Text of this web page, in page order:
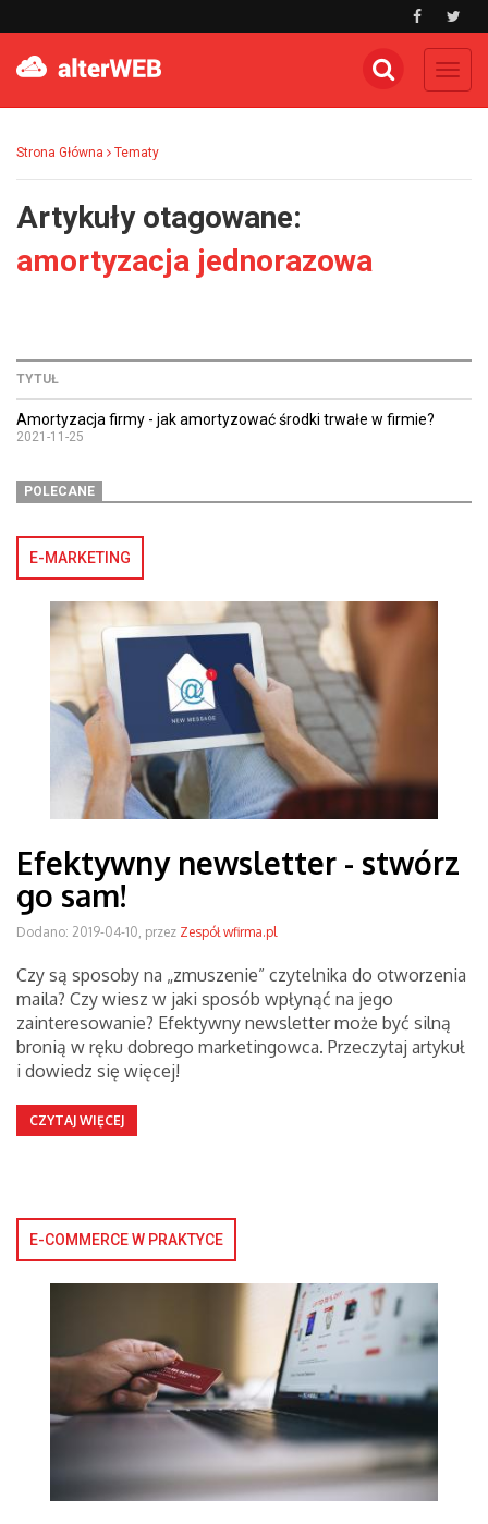
Strona Główna Tematy
Artykuły otagowane:
amortyzacja jednorazowa
TYTUŁ
Amortyzacja firmy - jak amortyzować środki trwałe w firmie?
2021-11-25
POLECANE
E-MARKETING
Efektywny newsletter - stwórz
go sam!
Dodano: 2019-04-10, przez Zespół wfirma.pl
Czy są sposoby na „zmuszenie” czytelnika do otworzenia
maila? Czy wiesz w jaki sposób wpłynąć na jego
zainteresowanie? Efektywny newsletter może być silną
bronią w ręku dobrego marketingowca. Przeczytaj artykuł
i dowiedz się więcej!
CZYTAJ WIĘCEJ
E-COMMERCE W PRAKTYCE